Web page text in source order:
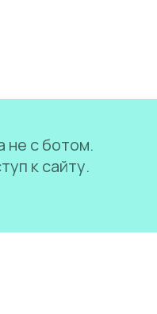
не с ботом.
к сайту.